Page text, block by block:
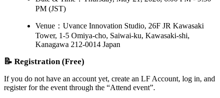
PM (JST)
Venue：Uvance Innovation Studio, 26F JR Kawasaki
Tower, 1-5 Omiya-cho, Saiwai-ku, Kawasaki-shi,
Kanagawa 212-0014 Japan
📝 Registration (Free)
If you do not have an account yet, create an LF Account, log in, and
register for the event through the “Attend event”.